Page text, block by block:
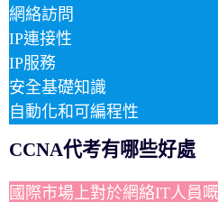
網絡訪問
IP連接性
IP服務
安全基礎知識
自動化和可編程性
CCNA代考有哪些好處
國際市場上對於網絡IT人員